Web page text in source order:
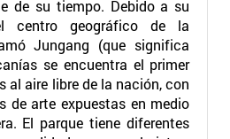
de su tiempo. Debido a su
centro geográfico de la
Jungang (que significa
se encuentra el primer
al aire libre de la nación, con
de arte expuestas en medio
El parque tiene diferentes